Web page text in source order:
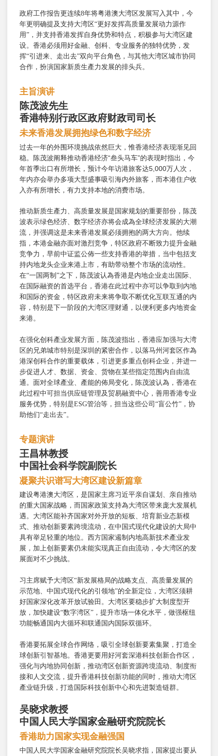
政府工作报告更连续8年将粤港澳大湾区发展写入其中，今
年更明确提及支持大湾区“更好发挥高质量发展动力源作
用”，并支持香港发挥自身优势和特点，积极参与大湾区建
设。香港必须用好金融、创科、专业服务的独特优势，发
挥“引进来、走出去”双向平台角色，与其他大湾区城市协同
合作，扮演国家新质生產力发展的排头兵。
主旨演讲
陈茂波先生
香港特别行政区政府财政司司长
未来香港发展拥抱绿色和数字经济
过去一年的外围环境挑战依然巨大，惟香港经济表现渐见回
稳。陈茂波阐释推动香港经济“叁头马车”的表现时指出，今
年首季出口有所增长，预计今年访港旅客达5,000万人次，
年内亦会举办多项大型盛事吸引海内外旅客，而本港住户收
入亦有所增长，有力支持本地的消费市场。
推动新质生產力、高质量发展是国家规划的重要部份，陈茂
波表示绿色经济、数字经济亦将会成為全球经济发展的大潮
流，并强调这是未来香港发展必须拥抱的两大方向。他续
指，本港金融亦面对激烈竞争，特区政府不断致力提升金融
竞争力，早前中证监公佈一些支持香港的举措，当中包括支
持内地龙头企业来港上市，有助带动整个市场的流动性。
在“一国两制”之下，陈茂波认為香港是内地企业走出国际、
在国际融资的首选平台，香港在此过程中亦可以争取到内地
和国际的资金，特区政府未来将争取不断优化互联互通的内
容，特别是下一阶段的大湾区理财通，以便利更多内地资金
来港。
在强化创科產业发展方面，陈茂波指出，香港应加强与大湾
区的兄弟城市特别是深圳的紧密合作，以落马州河套区作為
港深创科合作的重要载体，引进更多重点创科企业，并进一
步促进人才、数据、资金、货物在某些指定范围内自由流
通。面对全球產业、產能的佈局变化，陈茂波认為，香港在
此过程中可担当供应链管理及贸易融资中心，善用香港专业
服务优势，特别是ESG管治等，担当这些公司“盲公竹”，协
助他们“走出去”。
专题演讲
王昌林教授
中国社会科学院副院长
凝聚共识谱写大湾区建设新篇章
建设粤港澳大湾区，是国家主席习近平亲自谋划、亲自推动
的重大国家战略，而国家政策支持為大湾区带来庞大发展机
遇。大湾区能补齐国家对外开放的短板、培育新业态新模
式、推动创新要素跨境流动，在中国式现代化建设的大局中
具有举足轻重的地位。西方国家遏制内地高新技术產业发
展，加上创新要素仍未能实现真正自由流动，令大湾区的发
展面对不少挑战。
习主席赋予大湾区“新发展格局的战略支点、高质量发展的
示范地、中国式现代化的引领地”的全新定位，大湾区须耕
好国家深化改革开放试验田。大湾区要稳步扩大制度型开
放，加快建设“数字湾区”，提升市场一体化水平，做强枢纽
功能畅通国内大循环和联通国内国际双循环。
香港要拓展全球合作网络，吸引全球创新要素集聚，打造全
球创新引智基地。香港更要用好河套深港科技创新合作区，
强化与内地协同创新，推动湾区创新资源跨境流动、制度衔
接和人文交流，提升香港科技创新功能的同时，推动大湾区
產业链升级，打造国际科技创新中心和先进製造链群。
吴晓求教授
中国人民大学国家金融研究院院长
香港助力国家实现金融强国
中国人民大学国家金融研究院院长吴晓求指，国家提出要从